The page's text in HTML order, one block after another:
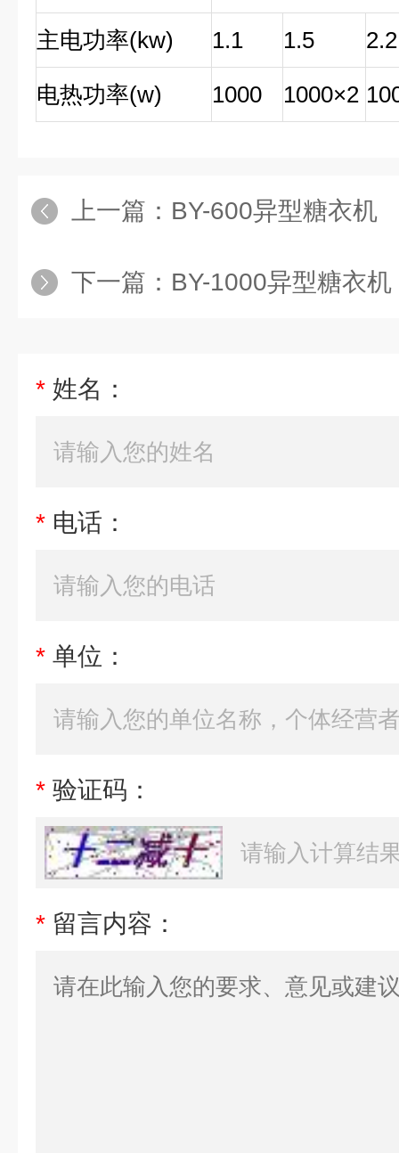
主电功率(kw) 1.1 1.5 2.2
电热功率(w) 1000 1000×2
上一篇： BY-600异型糖衣机
下一篇： BY-1000异型糖衣机
* 姓名：
* 电话：
* 单位：
* 验证码：
* 留言内容：